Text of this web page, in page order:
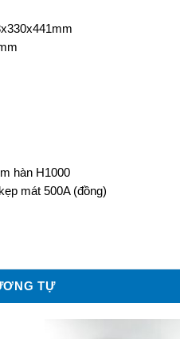
hàn H1000
mát 500A (đồng)
TỰ